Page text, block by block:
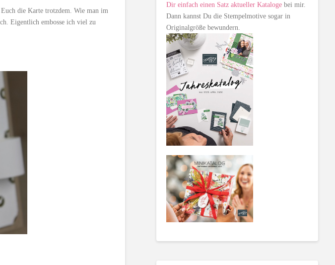
die Karte trotzdem. Wie man im
Eigentlich embosse ich viel zu
Dir einfach einen Satz aktueller Kataloge bei mir.
Dann kannst Du die Stempelmotive sogar in
Originalgröße bewundern.